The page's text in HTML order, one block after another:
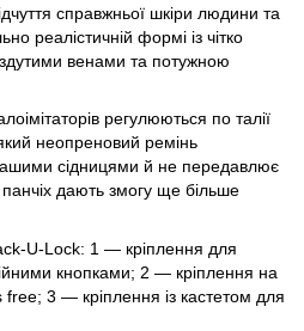
справжньої шкіри людини та
реалістичній формі із чітко
венами та потужною
регулюються по талії
неопреновий ремінь
сідницями й не передавлює
панчіх дають змогу ще більше
U-Lock: 1 — кріплення для
кнопками; 2 — кріплення на
free; 3 — кріплення із кастетом для